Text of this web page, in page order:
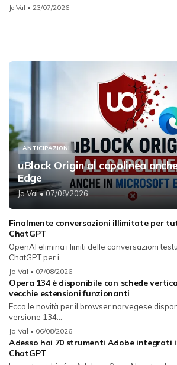
Jo Val • 23/07/2026
ANTICIPAZIONI
uBlock Origin al capolinea
Edge
Jo Val• 07/08/2026
Finalmente conversazioni illimitate per
ChatGPT
OpenAI elimina i limiti delle conversazioni
ChatGPT per i...
Jo Val • 07/08/2026
Opera 134 è disponibile con schede
vecchie estensioni funzionanti
Ecco le novità per il browser norvegese
versione 134...
Jo Val • 06/08/2026
Adesso hai 70 strumenti Adobe integrati
ChatGPT